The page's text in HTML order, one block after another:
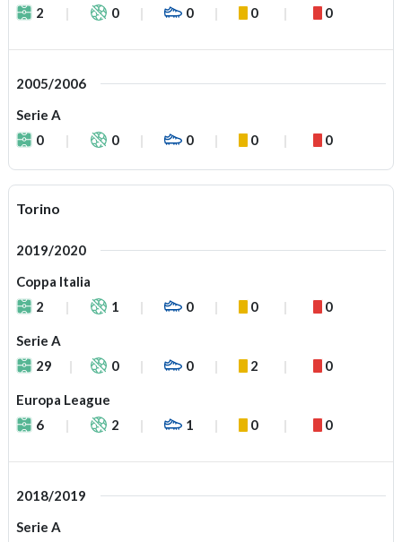
2
0 0 0 0
2005/2006
Serie A
0
0 0 0 0
Torino
2019/2020
Coppa Italia
2
1 0 0 0
Serie A
29
0 0 2 0
Europa League
6
2 1 0 0
2018/2019
Serie A